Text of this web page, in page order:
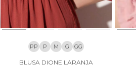
PP P M G GG
BLUSA DIONE LARANJA